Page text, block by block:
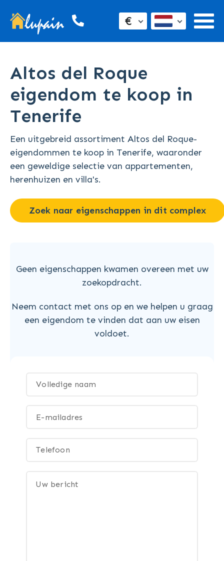
€
Altos del Roque
eigendom te koop in
Tenerife
Een uitgebreid assortiment Altos del Roque-
eigendommen te koop in Tenerife, waaronder
een geweldige selectie van appartementen,
herenhuizen en villa's.
Zoek naar eigenschappen in dit complex
Geen eigenschappen kwamen overeen met uw
zoekopdracht.
Neem contact met ons op en we helpen u graag
een eigendom te vinden dat aan uw eisen
voldoet.